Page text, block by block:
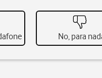
No, para